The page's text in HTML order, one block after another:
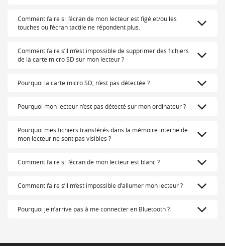
Comment faire si l’écran de mon lecteur est figé et/ou les
touches ou l’écran tactile ne répondent plus.
Comment faire s’il m’est impossible de supprimer des fichiers
de la carte micro SD sur mon lecteur ?
Pourquoi la carte micro SD, n’est pas détectée ?
Pourquoi mon lecteur n’est pas détecté sur mon ordinateur ?
Pourquoi mes fichiers transférés dans la mémoire interne de
mon lecteur ne sont pas visibles ?
Comment faire si l’écran de mon lecteur est blanc ?
Comment faire s’il m’est impossible d’allumer mon lecteur ?
Pourquoi je n’arrive pas à me connecter en Bluetooth ?